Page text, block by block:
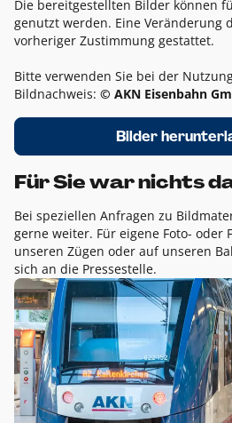
Die bereitgestellten Bilder können
genutzt werden. Eine Veränderung
vorheriger Zustimmung gestattet.
Bitte verwenden Sie bei der
Bildnachweis: © AKN Eisenbahn
Bilder
Für Sie war nichts
Bei speziellen Anfragen zu
gerne weiter. Für eigene Foto- oder
unseren Zügen oder auf unseren
sich an die Pressestelle.